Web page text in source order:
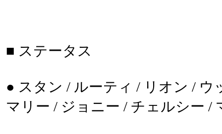
■ ステータス
● スタン / ルーティ / リオン / ウ
マリー / ジョニー / チェルシー /